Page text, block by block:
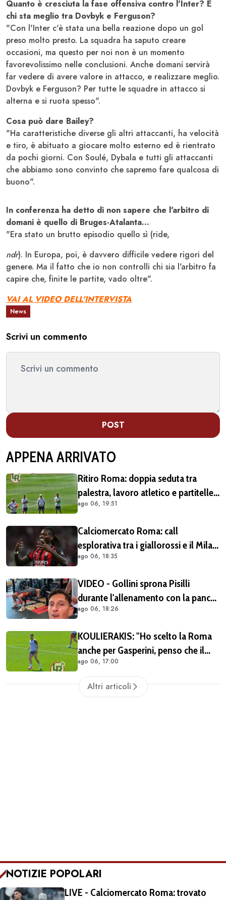
Quanto è cresciuta la fase offensiva contro l'Inter? E
chi sta meglio tra Dovbyk e Ferguson?
"Con l'Inter c'è stata una bella reazione dopo un gol
preso molto presto. La squadra ha saputo creare
occasioni, ma questo per noi non è un momento
favorevolissimo nelle conclusioni. Anche domani servirà
far vedere di avere valore in attacco, e realizzare meglio.
Dovbyk e Ferguson? Per tutte le squadre in attacco si
alterna e si ruota spesso".
Cosa può dare Bailey?
"Ha caratteristiche diverse gli altri attaccanti, ha velocità
e tiro, è abituato a giocare molto esterno ed è rientrato
da pochi giorni. Con Soulé, Dybala e tutti gli attaccanti
che abbiamo sono convinto che sapremo fare qualcosa di
buono".
In conferenza ha detto di non sapere che l'arbitro di
domani è quello di Bruges-Atalanta…
"Era stato un brutto episodio quello sì (ride,
ndr). In Europa, poi, è davvero difficile vedere rigori del
genere. Ma il fatto che io non controlli chi sia l'arbitro fa
capire che, finite le partite, vado oltre".
VAI AL VIDEO DELL'INTERVISTA
News
Scrivi un commento
POST
APPENA ARRIVATO
Ritiro Roma: doppia seduta tra
palestra, lavoro atletico e partitelle.
Malen in gruppo
ago 06, 19:51
Calciomercato Roma: call
esplorativa tra i giallorossi e il Milan.
Sul tavolo le situazioni di Leao e
ago 06, 18:35
VIDEO - Gollini sprona Pisilli
durante l'allenamento con la panca
piana: "Vai Piso! Forza!"
ago 06, 18:26
KOULIERAKIS: "Ho scelto la Roma
anche per Gasperini, penso che il
suo stile di gioco sia adatto alle mie
caratteristiche"
ago 06, 17:00
Altri articoli
NOTIZIE POPOLARI
LIVE - Calciomercato Roma: trovato